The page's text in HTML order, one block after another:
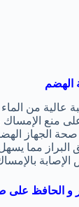
عالية من
منع الإمساك
الجهاز
البراز مما